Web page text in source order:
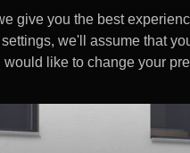
give you the best
we'll assume that
like to change your